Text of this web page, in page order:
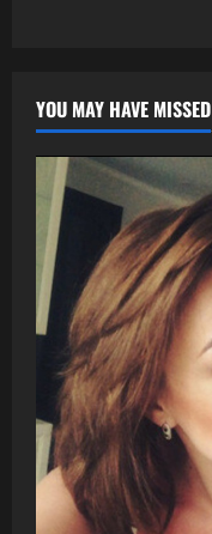
YOU MAY HAVE MISSED